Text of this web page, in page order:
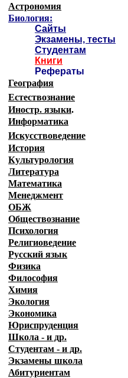
Астрономия
Биология:
Сайты
Экзамены, тесты
Студентам
Книги
Рефераты
География
Естествознание
Иностр. языки.
Информатика
Искусствоведение
История
Культурология
Литература
Математика
Менеджмент
ОБЖ
Обществознание
Психология
Религиоведение
Русский язык
Физика
Философия
Химия
Экология
Экономика
Юриспруденция
Школа - и др.
Студентам - и др.
Экзамены школа
Абитуриентам